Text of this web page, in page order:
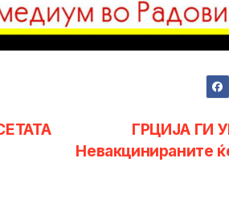
ГРЦИЈА ГИ
Невакцинираните